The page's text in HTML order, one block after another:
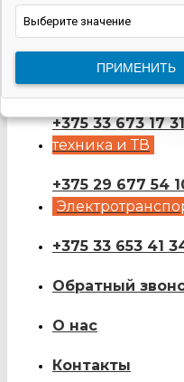
+375 29 377 88 33
техника и ТВ
+375 33 673 17 31
техника и ТВ
+375 29 677 54
+375 33 653 41
Обратный
О нас
Контакты
Выберите значение
ПРИМЕНИТЬ